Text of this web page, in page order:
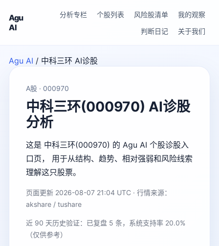
Agu
AI
分析专栏 个股列表 风险股清单
我的观察
判断日记
关于我们
Agu AI / 中科三环 AI诊股
A股 · 000970
中科三环(000970) AI诊股
分析
这是 中科三环(000970) 的 Agu AI 个股诊股入
口页， 用于从结构、趋势、相对强弱和风险线索
理解这只股票。
页面更新 2026-08-07 21:04 UTC · 行情来源：
akshare / tushare
近 90 天历史验证：已复盘 5 条，系统支持率 20.0%
（仅供参考）